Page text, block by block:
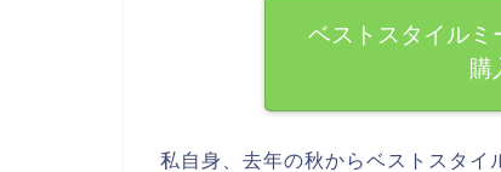
ベストスタイルミ
購
私自身、去年の秋からベストスタイ